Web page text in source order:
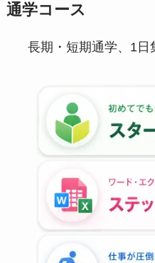
通学コース
長期・短期通学、1